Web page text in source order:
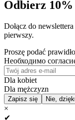
Odbierz
Dołącz do
pierwszy.
Proszę podać
Необходимо
Dla kobiet
Dla mężczyzn
Zapisz się Nie,
×
✔